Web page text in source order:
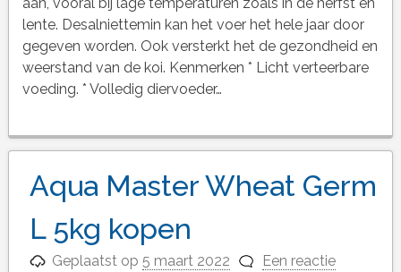
lente. Desalniettemin kan het voer het hele jaar door
gegeven worden. Ook versterkt het de gezondheid en
weerstand van de koi. Kenmerken * Licht verteerbare
voeding. * Volledig diervoeder…
Aqua Master Wheat Germ
L 5kg kopen
Geplaatst op5 maart 2022
Een reactie